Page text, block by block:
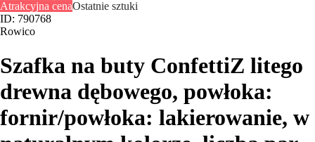
Atrakcyjna cenaOstatnie sztuki
ID: 790768
Rowico
Szafka na buty ConfettiZ litego
drewna dębowego, powłoka:
fornir/powłoka: lakierowanie, w